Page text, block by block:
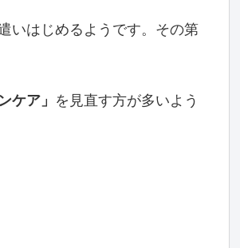
いはじめるようです。その第
ケア」
を見直す方が多いよう